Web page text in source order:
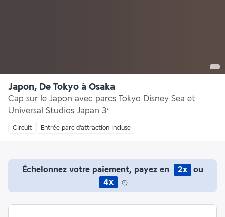
Japon, De Tokyo à Osaka
Cap sur le Japon avec parcs Tokyo Disney Sea et
Universal Studios Japan 3*
Circuit Entrée parc d'attraction incluse
Échelonnez votre paiement, payez en 2x
ou
4x